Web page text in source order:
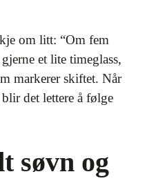
om litt: “Om fem
et lite timeglass,
markerer skiftet. Når
det lettere å følge
søvn og